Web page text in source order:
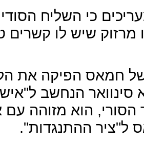
כי השליח
שיש לו קשרים
חמאס הפיקה את
סינוואר הנחשב
הוא מזוהה עם
ל"ציר ההתנגדות".